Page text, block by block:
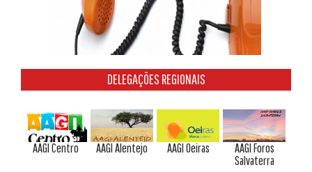
DELEGAÇÕES REGIONAIS
AAGI Centro AAGI Alentejo AAGI Oeiras
AAGI Foros
Salvaterra